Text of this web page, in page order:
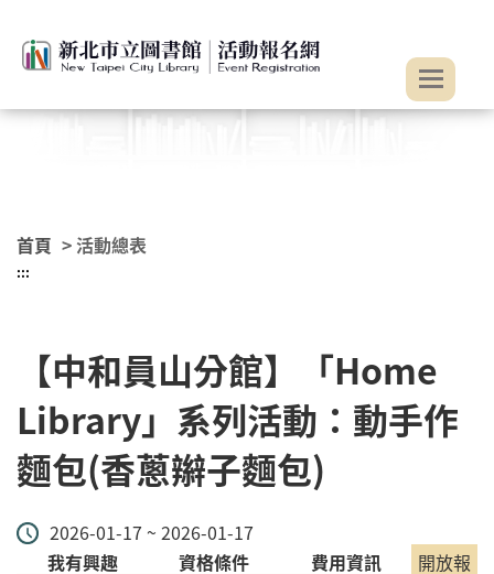
首頁 > 活動總表
:::
【中和員山分館】「Home
Library」系列活動：動手作
麵包(香蔥辮子麵包)
2026-01-17 ~ 2026-01-17
我有興趣
資格條件
費用資訊
開放報